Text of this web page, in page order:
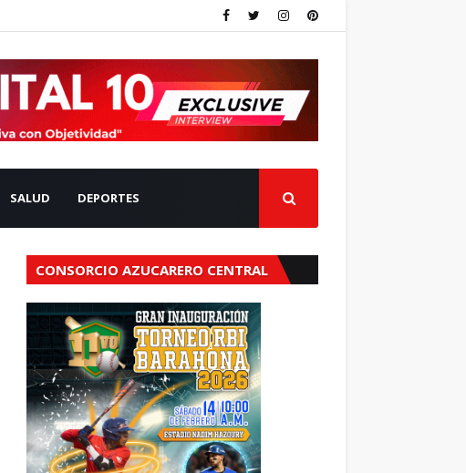
SALUD DEPORTES
CONSORCIO AZUCARERO CENTRAL